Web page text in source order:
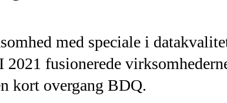
med speciale i
I 2021 fusionerede
kort overgang BDQ.